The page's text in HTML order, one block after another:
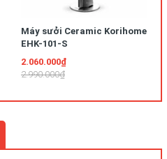
Máy sưởi Ceramic Korihome
EHK-101-S
2.060.000₫
2.990.000₫